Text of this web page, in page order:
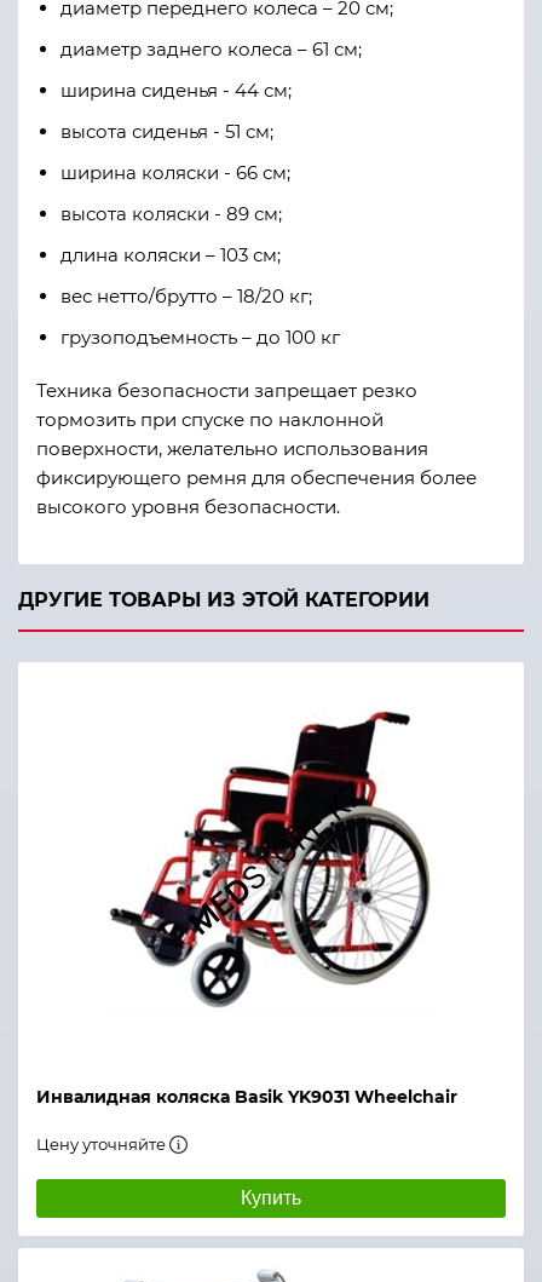
диаметр переднего колеса – 20 см;
диаметр заднего колеса – 61 см;
ширина сиденья - 44 см;
высота сиденья - 51 см;
ширина коляски - 66 см;
высота коляски - 89 см;
длина коляски – 103 см;
вес нетто/брутто – 18/20 кг;
грузоподъемность – до 100 кг
Техника безопасности запрещает резко
тормозить при спуске по наклонной
поверхности, желательно использования
фиксирующего ремня для обеспечения более
высокого уровня безопасности.
ДРУГИЕ ТОВАРЫ ИЗ ЭТОЙ КАТЕГОРИИ
Инвалидная коляска Basik YK9031 Wheelchair
Цену уточняйте
Купить